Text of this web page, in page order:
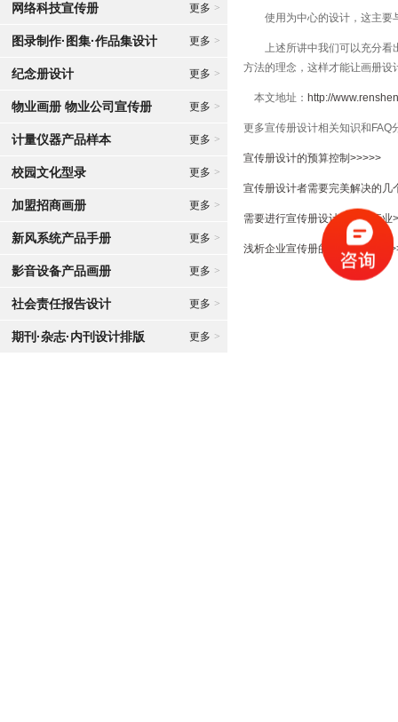
网络科技宣传册 更多 >
图录制作·图集·作品集设计 更多 >
纪念册设计 更多 >
物业画册 物业公司宣传册 更多 >
计量仪器产品样本 更多 >
校园文化型录 更多 >
加盟招商画册 更多 >
新风系统产品手册 更多 >
影音设备产品画册 更多 >
社会责任报告设计 更多 >
期刊·杂志·内刊设计排版 更多 >
使用为中心的设计，这主要
上述所讲中我们可以充分看出
方法的理念，这样才能让画册设
本文地址： http://
更多宣传册设计相关知识和FAQ
宣传册设计的预算控制>>>>>
宣传册设计者需要完美解决的几
需要进行宣传册设计制作的行业
浅析企业宣传册的版式设计